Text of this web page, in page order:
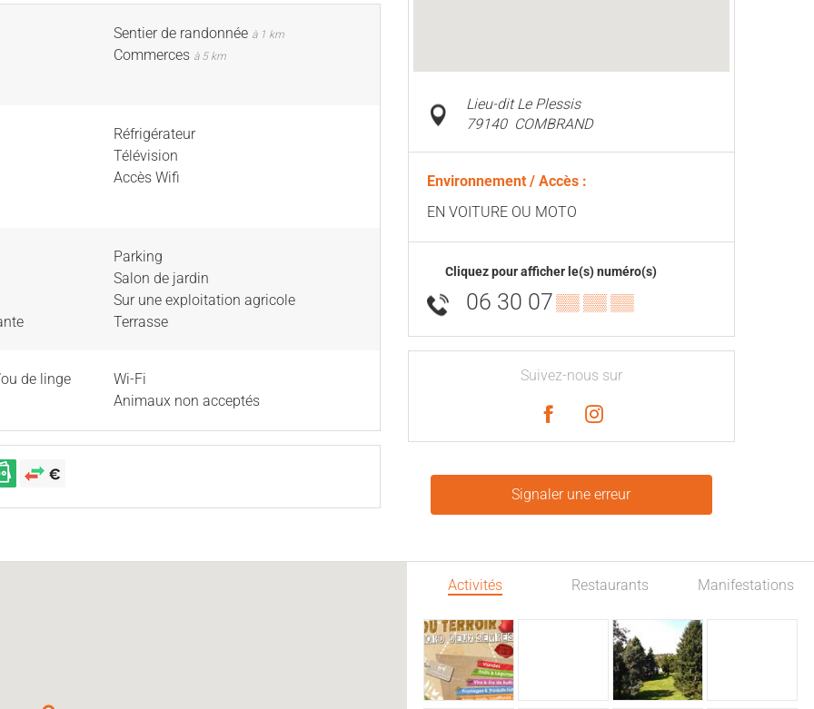
Sentier de randonnée à 1 km
Commerces à 5 km
Réfrigérateur
Télévision
Accès Wifi
Parking
Salon de jardin
Sur une exploitation agricole
Terrasse
de linge
Wi-Fi
Animaux non acceptés
Lieu-dit Le Plessis
79140 COMBRAND
Environnement / Accès :
EN VOITURE OU MOTO
Cliquez pour afficher le(s) numéro(s)
06 30 07▒▒ ▒▒ ▒▒
Suivez-nous sur
Signaler une erreur
Activités Restaurants Manifestations